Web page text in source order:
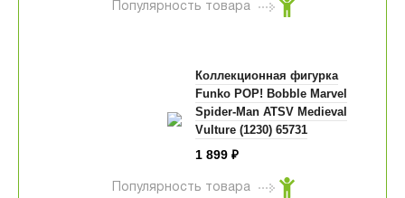
Популярность товара
Коллекционная фигурка
Funko POP! Bobble Marvel
Spider-Man ATSV Medieval
Vulture (1230) 65731
1 899 ₽
Популярность товара